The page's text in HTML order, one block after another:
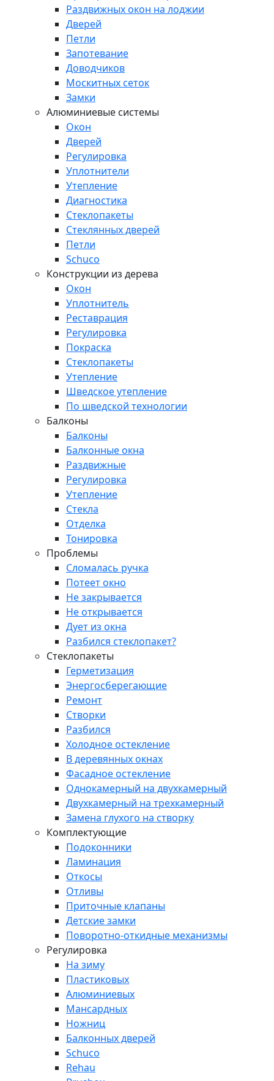
Раздвижных окон на лоджии
Дверей
Петли
Запотевание
Доводчиков
Москитных сеток
Замки
Алюминиевые системы
Окон
Дверей
Регулировка
Уплотнители
Утепление
Диагностика
Стеклопакеты
Стеклянных дверей
Петли
Schuco
Конструкции из дерева
Окон
Уплотнитель
Реставрация
Регулировка
Покраска
Стеклопакеты
Утепление
Шведское утепление
По шведской технологии
Балконы
Балконы
Балконные окна
Раздвижные
Регулировка
Утепление
Стекла
Отделка
Тонировка
Проблемы
Сломалась ручка
Потеет окно
Не закрывается
Не открывается
Дует из окна
Разбился стеклопакет?
Стеклопакеты
Герметизация
Энергосберегающие
Ремонт
Створки
Разбился
Холодное остекление
В деревянных окнах
Фасадное остекление
Однокамерный на двухкамерный
Двухкамерный на трехкамерный
Замена глухого на створку
Комплектующие
Подоконники
Ламинация
Откосы
Отливы
Приточные клапаны
Детские замки
Поворотно-откидные механизмы
Регулировка
На зиму
Пластиковых
Алюминиевых
Мансардных
Ножниц
Балконных дверей
Schuco
Rehau